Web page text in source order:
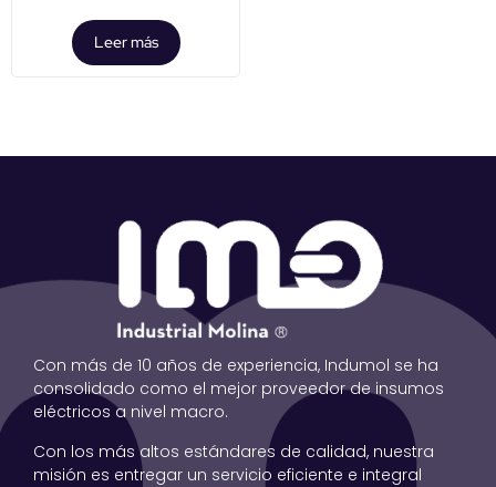
Leer más
Con más de 10 años de experiencia, Indumol se ha
consolidado como el mejor proveedor de insumos
eléctricos a nivel macro.
Con los más altos estándares de calidad, nuestra
misión es entregar un servicio eficiente e integral